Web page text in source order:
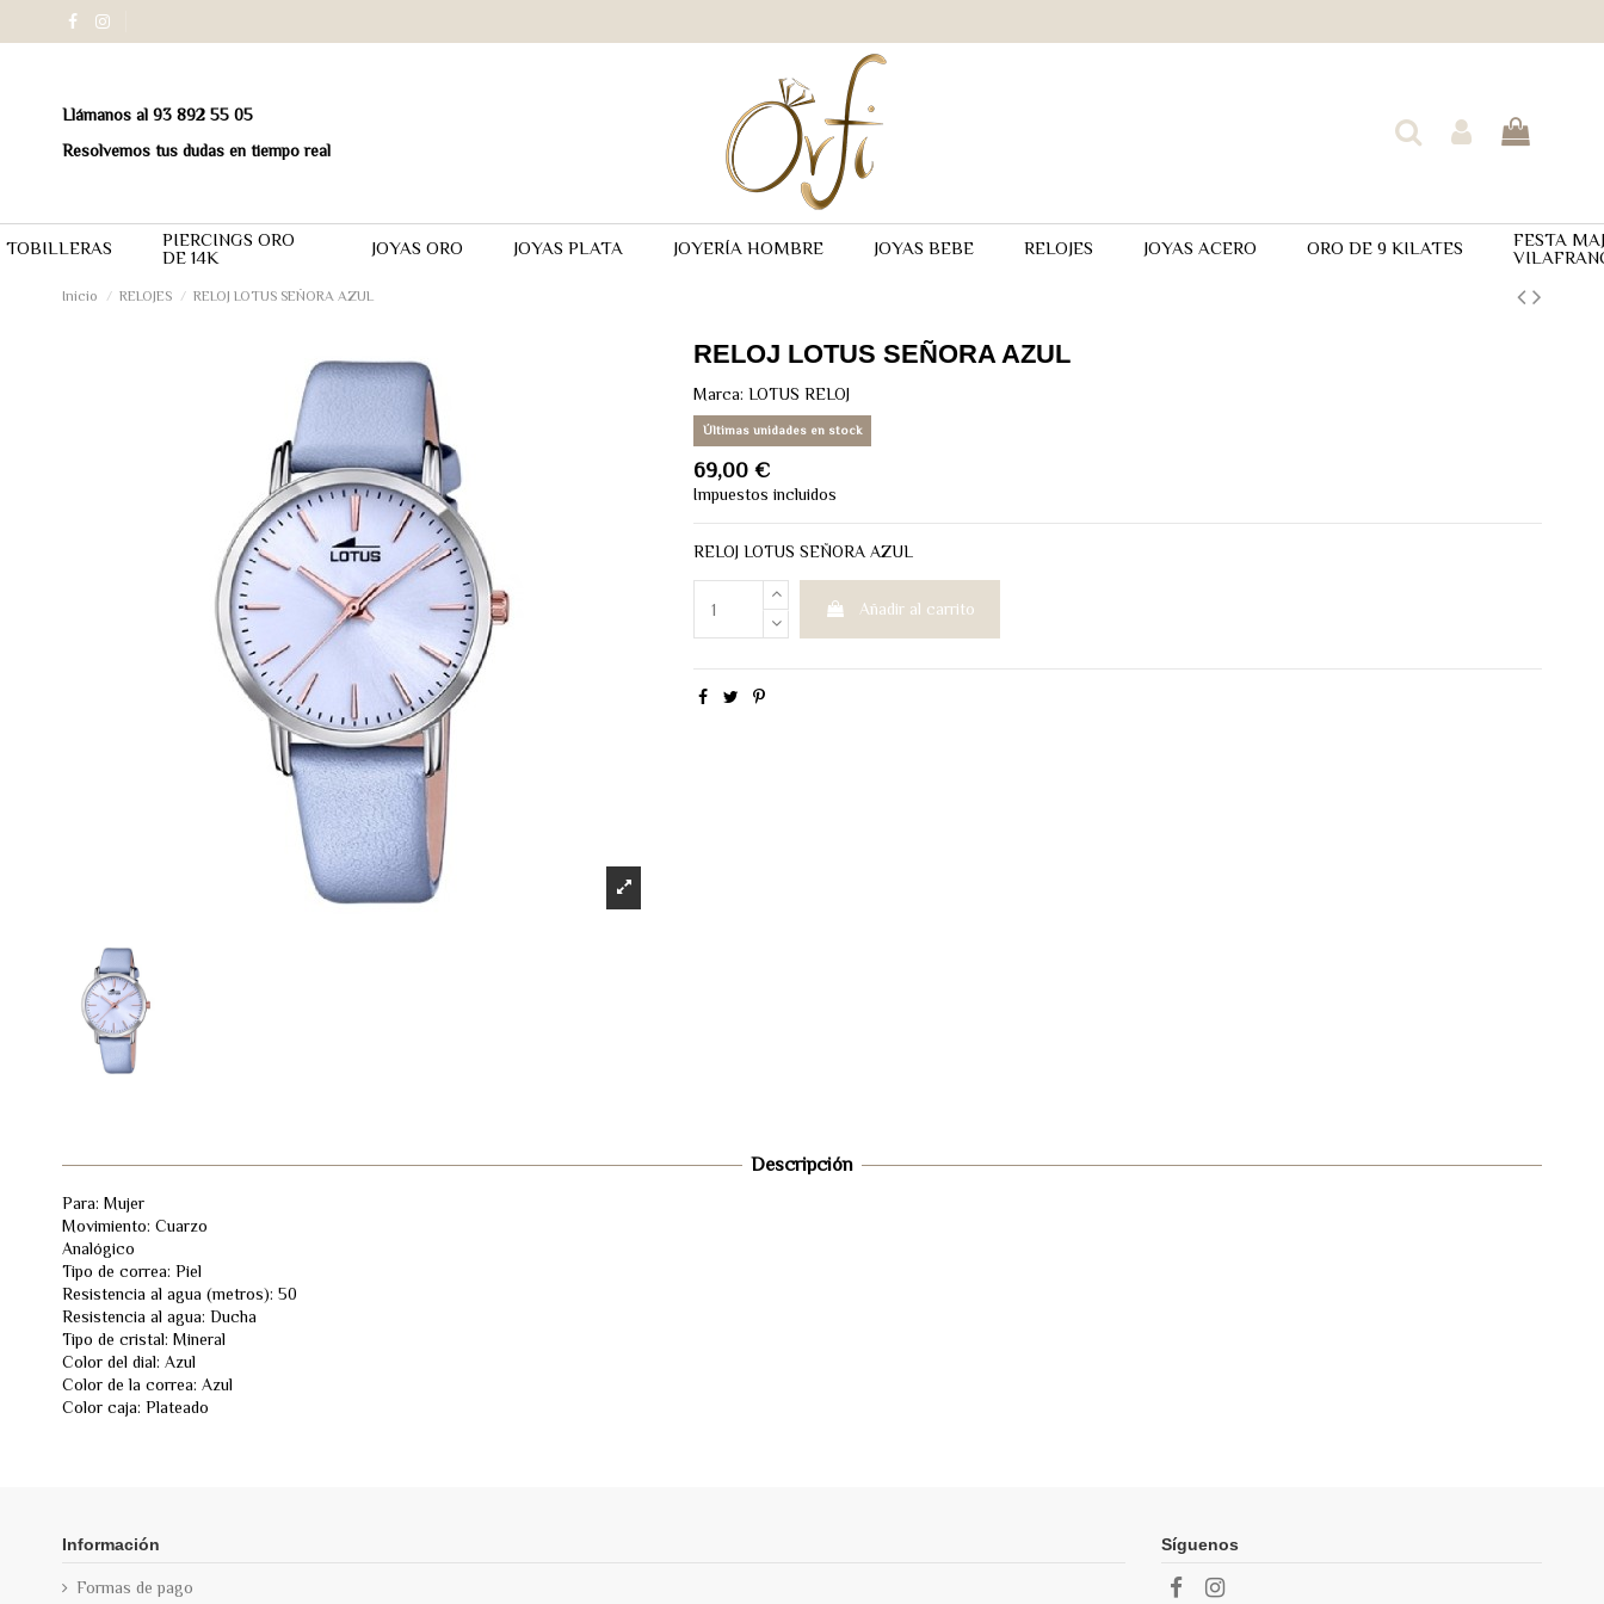
Llámanos al 93 892 55 05
Resolvemos tus dudas en tiempo real
TOBILLERAS
PIERCINGS ORO
DE 14K
JOYAS ORO JOYAS PLATA JOYERÍA HOMBRE JOYAS BEBE RELOJES JOYAS ACERO ORO DE 9 KILATES
FESTA
Inicio RELOJES RELOJ LOTUS SEÑORA AZUL
RELOJ LOTUS SEÑORA AZUL
Marca: LOTUS RELOJ
Últimas unidades en stock
69,00 €
Impuestos incluidos
RELOJ LOTUS SEÑORA AZUL
Añadir al carrito
Descripción
Para: Mujer
Movimiento: Cuarzo
Analógico
Tipo de correa: Piel
Resistencia al agua (metros): 50
Resistencia al agua: Ducha
Tipo de cristal: Mineral
Color del dial: Azul
Color de la correa: Azul
Color caja: Plateado
Información
Formas de pago
Síguenos